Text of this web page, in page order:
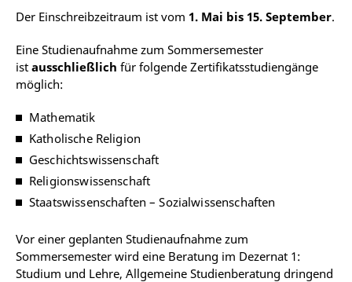
Der Einschreibzeitraum ist vom 1. Mai bis 15. September.
Eine Studienaufnahme zum Sommersemester
ist ausschließlich für folgende Zertifikatsstudiengänge
möglich:
Mathematik
Katholische Religion
Geschichtswissenschaft
Religionswissenschaft
Staatswissenschaften – Sozialwissenschaften
Vor einer geplanten Studienaufnahme zum
Sommersemester wird eine Beratung im Dezernat 1:
Studium und Lehre, Allgemeine Studienberatung dringend